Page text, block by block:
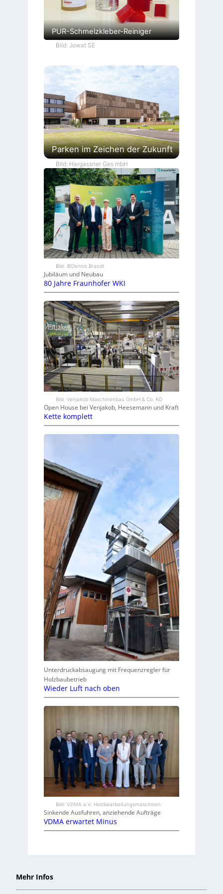
PUR-Schmelzkleber-Reiniger
Bild: Jowat SE
Parken im Zeichen der Zukunft
Bild: Hargassner Ges mbH
Bild: ©Dennis Brandt
Jubiläum und Neubau
80 Jahre Fraunhofer WKI
Bild: Venjakob Maschinenbau GmbH & Co. KG
Open House bei Venjakob, Heesemann und Kraft
Kette komplett
Unterdruckabsaugung mit Frequenzregler für
Holzbaubetrieb
Wieder Luft nach oben
Bild: VDMA e.V. Holzbearbeitungsmaschinen
Sinkende Ausfuhren, anziehende Aufträge
VDMA erwartet Minus
Mehr Infos